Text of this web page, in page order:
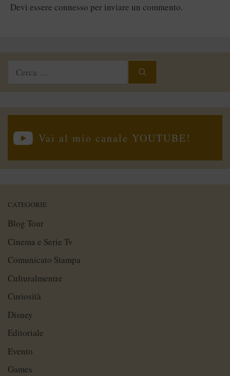
Devi essere connesso per inviare un commento.
Ricerca
Vai al mio canale YOUTUBE!
CATEGORIE
Blog Tour
Cinema e Serie Tv
Comunicato Stampa
Culturalmentre
Curiosità
Disney
Editoriale
Evento
Games